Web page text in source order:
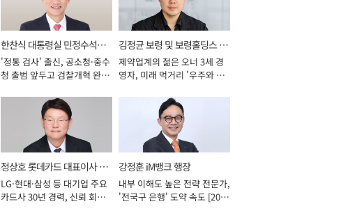
한찬식 대통령실 민정수석비
서관
'정통 검사' 출신, 공소청·중수
청 출범 앞두고 검찰개혁 완수
김정균 보령 및 보령홀딩스 대
표이사 사장
제약업계의 젊은 오너 3세 경
영자, 미래 먹거리 '우주와 헬
정상호 롯데카드 대표이사 사
장
LG·현대·삼성 등 대기업 주요
카드사 30년 경력, 신뢰 회복
강정훈 iM뱅크 행장
내부 이해도 높은 전략 전문가,
'전국구 은행' 도약 속도 [2026